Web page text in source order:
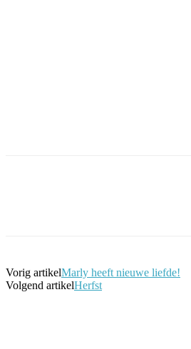
Vorig artikelMarly heeft nieuwe liefde!
Volgend artikelHerfst